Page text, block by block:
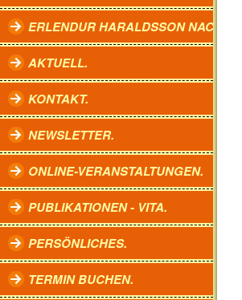
ERLENDUR HARALDSSON NACHRUF.
AKTUELL.
KONTAKT.
NEWSLETTER.
ONLINE-VERANSTALTUNGEN.
PUBLIKATIONEN - VITA.
PERSÖNLICHES.
TERMIN BUCHEN.